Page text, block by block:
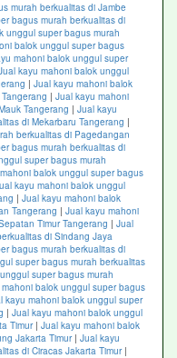
murah berkualitas di Jambe
bagus murah berkualitas di
unggul super bagus murah
balok unggul super bagus
mahoni balok unggul super
kayu mahoni balok unggul
| Jual kayu mahoni balok
| Jual kayu mahoni
Tangerang | Jual kayu
di Mekarbaru Tangerang |
berkualitas di Pagedangan
bagus murah berkualitas di
super bagus murah
balok unggul super bagus
kayu mahoni balok unggul
| Jual kayu mahoni balok
Tangerang | Jual kayu mahoni
Timur Tangerang | Jual
di Sindang Jaya
bagus murah berkualitas di
super bagus murah berkualitas
super bagus murah
balok unggul super bagus
kayu mahoni balok unggul super
| Jual kayu mahoni balok unggul
Timur| Jual kayu mahoni balok
Jakarta Timur| Jual kayu
di Ciracas Jakarta Timur|